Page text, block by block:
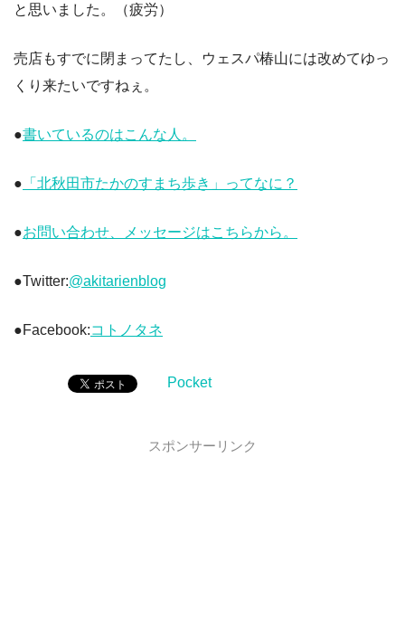
と思いました。（疲労）
売店もすでに閉まってたし、ウェスパ椿山には改めてゆっ
くり来たいですねぇ。
●書いているのはこんな人。
● 「北秋田市たかのすまち歩き」ってなに？
●お問い合わせ、メッセージはこちらから。
●Twitter:@akitarienblog
●Facebook:コトノタネ
Pocket
スポンサーリンク